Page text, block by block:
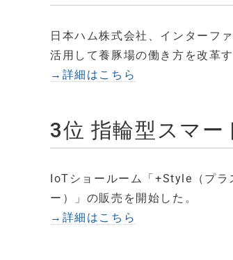
日本ハム株式会社、インターフ
活用して養豚場の働き方を改革
→詳細はこちら
3位 指輪型スマー
IoTショールーム「+Style（プ
ー）」の販売を開始した。
→詳細はこちら